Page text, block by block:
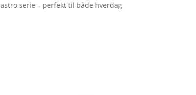
serie – perfekt til både hverdag